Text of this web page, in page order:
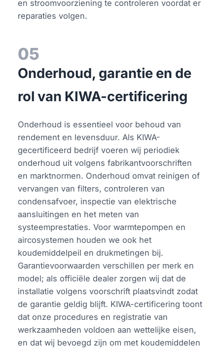
en stroomvoorziening te controleren voordat er
reparaties volgen.
05
Onderhoud, garantie en de
rol van KIWA-certificering
Onderhoud is essentieel voor behoud van
rendement en levensduur. Als KIWA-
gecertificeerd bedrijf voeren wij periodiek
onderhoud uit volgens fabrikantvoorschriften
en marktnormen. Onderhoud omvat reinigen of
vervangen van filters, controleren van
condensafvoer, inspectie van elektrische
aansluitingen en het meten van
systeemprestaties. Voor warmtepompen en
aircosystemen houden we ook het
koudemiddelpeil en drukmetingen bij.
Garantievoorwaarden verschillen per merk en
model; als officiële dealer zorgen wij dat de
installatie volgens voorschrift plaatsvindt zodat
de garantie geldig blijft. KIWA-certificering toont
dat onze procedures en registratie van
werkzaamheden voldoen aan wettelijke eisen,
en dat wij bevoegd zijn om met koudemiddelen